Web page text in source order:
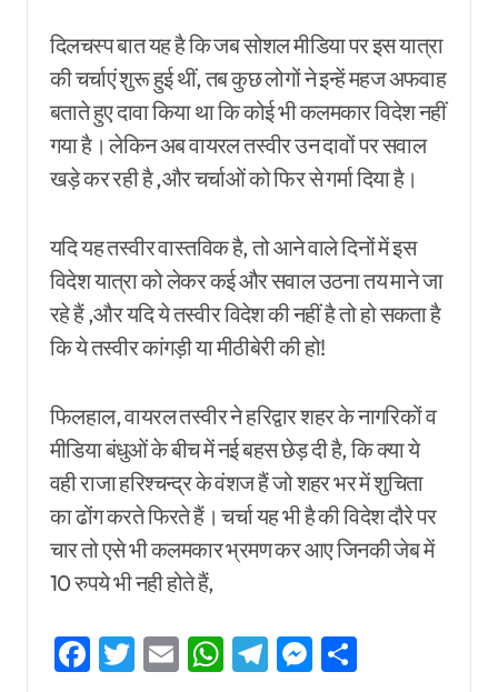
दिलचस्प बात यह है कि जब सोशल मीडिया पर इस यात्रा
की चर्चाएं शुरू हुई थीं, तब कुछ लोगों ने इन्हें महज अफवाह
बताते हुए दावा किया था कि कोई भी कलमकार विदेश नहीं
गया है। लेकिन अब वायरल तस्वीर उन दावों पर सवाल
खड़े कर रही है ,और चर्चाओं को फिर से गर्मा दिया है।
यदि यह तस्वीर वास्तविक है, तो आने वाले दिनों में इस
विदेश यात्रा को लेकर कई और सवाल उठना तय माने जा
रहे हैं ,और यदि ये तस्वीर विदेश की नहीं है तो हो सकता है
कि ये तस्वीर कांगड़ी या मीठीबेरी की हो!
फिलहाल, वायरल तस्वीर ने हरिद्वार शहर के नागरिकों व
मीडिया बंधुओं के बीच में नई बहस छेड़ दी है, कि क्या ये
वही राजा हरिश्चन्द्र के वंशज हैं जो शहर भर में शुचिता
का ढोंग करते फिरते हैं। चर्चा यह भी है की विदेश दौरे पर
चार तो एसे भी कलमकार भ्रमण कर आए जिनकी जेब में
10 रुपये भी नही होते हैं,
Facebook
Twitter
EmailWhatsApp
Telegram
Messenger